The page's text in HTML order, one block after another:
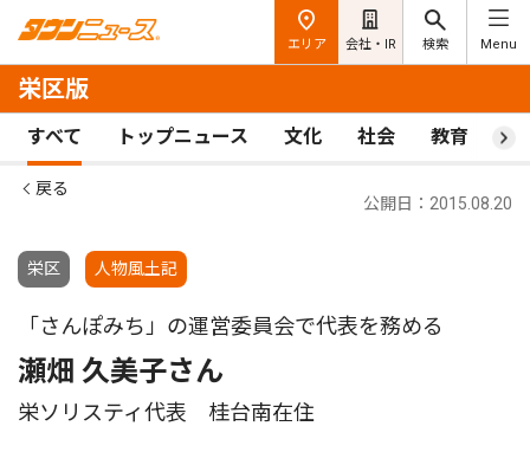
エリア 会社・IR 検索 Menu
栄区版
すべて トップニュース 文化 社会 教育 ス
戻る
栄区 人物風土記
公開日：2015.08.20
「さんぽみち」の運営委員会で代表を務める
瀬畑 久美子さん
栄ソリスティ代表 桂台南在住